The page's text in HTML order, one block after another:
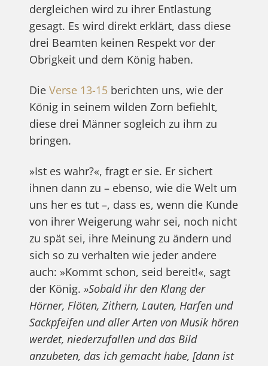
dergleichen wird zu ihrer Entlastung
gesagt. Es wird direkt erklärt, dass diese
drei Beamten keinen Respekt vor der
Obrigkeit und dem König haben.
Die Verse 13-15berichten uns, wie der
König in seinem wilden Zorn befiehlt,
diese drei Männer sogleich zu ihm zu
bringen.
»Ist es wahr?«, fragt er sie. Er sichert
ihnen dann zu – ebenso, wie die Welt um
uns her es tut –, dass es, wenn die Kunde
von ihrer Weigerung wahr sei, noch nicht
zu spät sei, ihre Meinung zu ändern und
sich so zu verhalten wie jeder andere
auch: »Kommt schon, seid bereit!«, sagt
der König. »Sobald ihr den Klang der
Hörner, Flöten, Zithern, Lauten, Harfen und
Sackpfeifen und aller Arten von Musik hören
werdet, niederzufallen und das Bild
anzubeten, das ich gemacht habe, [dann ist